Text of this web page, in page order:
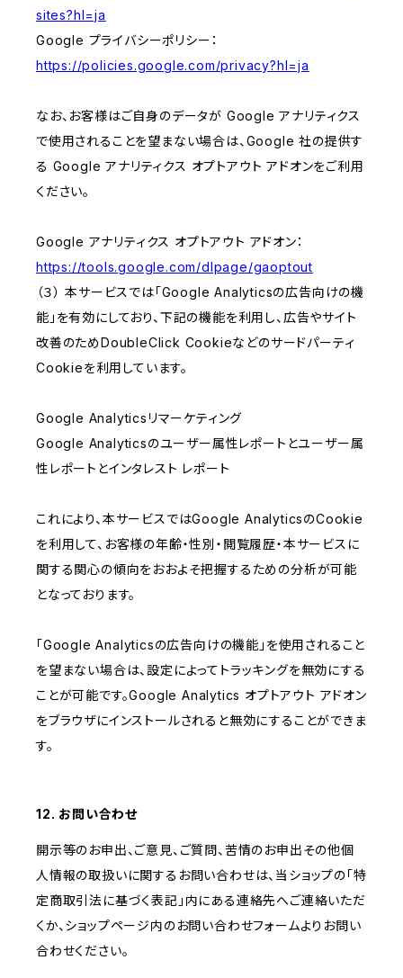
sites?hl=ja
Google プライバシーポリシー：
https://policies.google.com/privacy?hl=ja
なお、お客様はご自身のデータが Google アナリティクス
で使用されることを望まない場合は、Google 社の提供す
る Google アナリティクス オプトアウト アドオンをご利用
ください。
Google アナリティクス オプトアウト アドオン：
https://tools.google.com/dlpage/gaoptout
（３） 本サービスでは「Google Analyticsの広告向けの機
能」を有効にしており、下記の機能を利用し、広告やサイト
改善のためDoubleClick Cookieなどのサードパーティ
Cookieを利用しています。
Google Analyticsリマーケティング
Google Analyticsのユーザー属性レポートとユーザー属
性レポートとインタレスト レポート
これにより、本サービスではGoogle AnalyticsのCookie
を利用して、お客様の年齢・性別・閲覧履歴・本サービスに
関する関心の傾向をおおよそ把握するための分析が可能
となっております。
「Google Analyticsの広告向けの機能」を使用されること
を望まない場合は、設定によってトラッキングを無効にする
ことが可能です。Google Analytics オプトアウト アドオン
をブラウザにインストールされると無効にすることができま
す。
12. お問い合わせ
開示等のお申出、ご意見、ご質問、苦情のお申出その他個
人情報の取扱いに関するお問い合わせは、当ショップの「特
定商取引法に基づく表記」内にある連絡先へご連絡いただ
くか、ショップページ内のお問い合わせフォームよりお問い
合わせください。